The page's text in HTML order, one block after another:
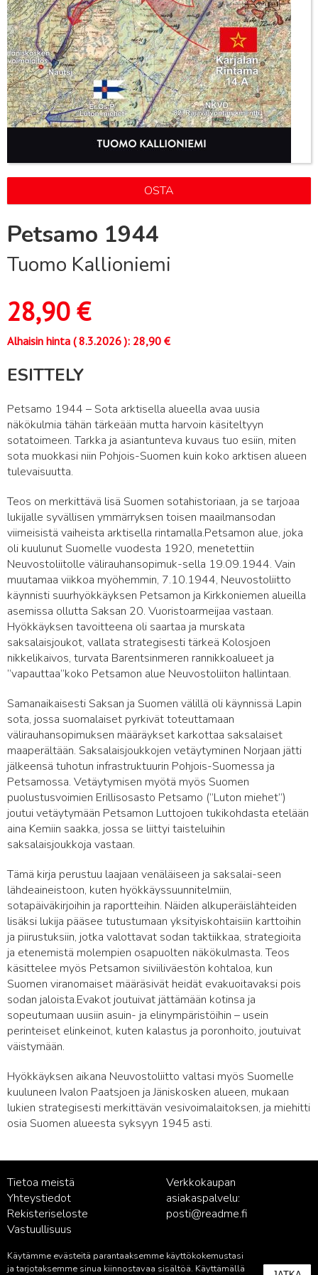
OSTA
Petsamo 1944
Tuomo Kallioniemi
28,90€
Alhaisin hinta (8.3.2026): 28,90 €
ESITTELY
Petsamo 1944 – Sota arktisella alueella avaa uusia
näkökulmia tähän tärkeään mutta harvoin käsiteltyyn
sotatoimeen. Tarkka ja asiantunteva kuvaus tuo esiin, miten
sota muokkasi niin Pohjois-Suomen kuin koko arktisen alueen
tulevaisuutta.
Teos on merkittävä lisä Suomen sotahistoriaan, ja se tarjoaa
lukijalle syvällisen ymmärryksen toisen maailmansodan
viimeisistä vaiheista arktisella rintamalla.Petsamon alue, joka
oli kuulunut Suomelle vuodesta 1920, menetettiin
Neuvostoliitolle välirauhansopimuk-sella 19.09.1944. Vain
muutamaa viikkoa myöhemmin, 7.10.1944, Neuvostoliitto
käynnisti suurhyökkäyksen Petsamon ja Kirkkoniemen alueilla
asemissa ollutta Saksan 20. Vuoristoarmeijaa vastaan.
Hyökkäyksen tavoitteena oli saartaa ja murskata
saksalaisjoukot, vallata strategisesti tärkeä Kolosjoen
nikkelikaivos, turvata Barentsinmeren rannikkoalueet ja
”vapauttaa”koko Petsamon alue Neuvostoliiton hallintaan.
Samanaikaisesti Saksan ja Suomen välillä oli käynnissä Lapin
sota, jossa suomalaiset pyrkivät toteuttamaan
välirauhansopimuksen määräykset karkottaa saksalaiset
maaperältään. Saksalaisjoukkojen vetäytyminen Norjaan jätti
jälkeensä tuhotun infrastruktuurin Pohjois-Suomessa ja
Petsamossa. Vetäytymisen myötä myös Suomen
puolustusvoimien Erillisosasto Petsamo (”Luton miehet”)
joutui vetäytymään Petsamon Luttojoen tukikohdasta etelään
aina Kemiin saakka, jossa se liittyi taisteluihin
saksalaisjoukkoja vastaan.
Tämä kirja perustuu laajaan venäläiseen ja saksalai-seen
lähdeaineistoon, kuten hyökkäyssuunnitelmiin,
sotapäiväkirjoihin ja raportteihin. Näiden alkuperäislähteiden
lisäksi lukija pääsee tutustumaan yksityiskohtaisiin karttoihin
ja piirustuksiin, jotka valottavat sodan taktiikkaa, strategioita
ja etenemistä molempien osapuolten näkökulmasta. Teos
käsittelee myös Petsamon siviiliväestön kohtaloa, kun
Suomen viranomaiset määräsivät heidät evakuoitavaksi pois
sodan jaloista.Evakot joutuivat jättämään kotinsa ja
sopeutumaan uusiin asuin- ja elinympäristöihin – usein
perinteiset elinkeinot, kuten kalastus ja poronhoito, joutuivat
väistymään.
Hyökkäyksen aikana Neuvostoliitto valtasi myös Suomelle
kuuluneen Ivalon Paatsjoen ja Jäniskosken alueen, mukaan
lukien strategisesti merkittävän vesivoimalaitoksen, ja miehitti
osia Suomen alueesta syksyyn 1945 asti.
Tietoa meistä
Yhteystiedot
Rekisteriseloste
Vastuullisuus
Verkkokaupan
asiakaspalvelu:
posti@readme.fi
Kustantamon asiakaspalvelu:
Käytämme evästeitä parantaaksemme käyttökokemustasi
ja tarjotaksemme sinua kiinnostavaa sisältöä. Käyttämällä